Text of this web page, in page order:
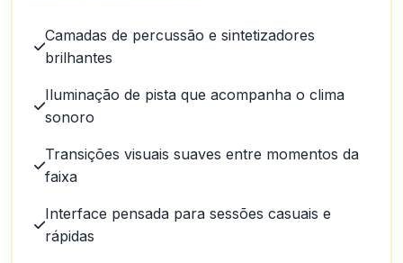
Camadas de percussão e sintetizadores
brilhantes
Iluminação de pista que acompanha o clima
sonoro
Transições visuais suaves entre momentos da
faixa
Interface pensada para sessões casuais e
rápidas